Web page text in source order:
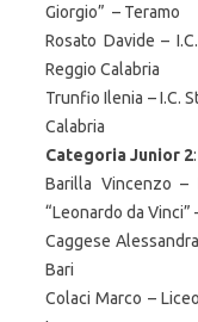
Giorgio” – Teramo
Rosato Davide –
Reggio Calabria
Trunfio Ilenia – I.C.
Calabria
Categoria Junior 2:
Barilla Vincenzo –
“Leonardo da Vinci”
Caggese
Bari
Colaci Marco –